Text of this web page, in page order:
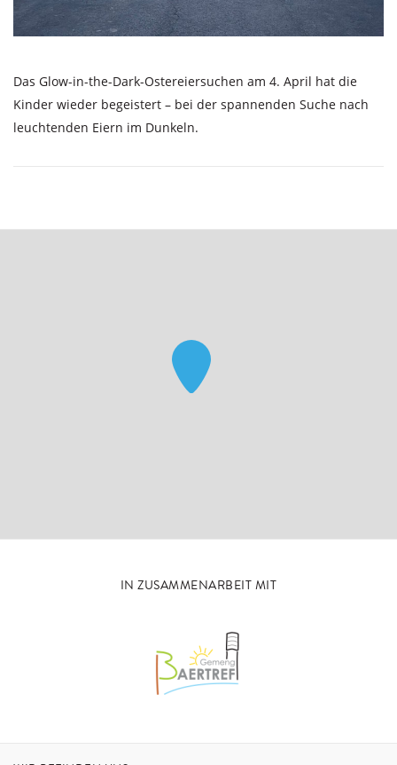
Das Glow-in-the-Dark-Ostereiersuchen am 4. April hat die
Kinder wieder begeistert – bei der spannenden Suche nach
leuchtenden Eiern im Dunkeln.
IN ZUSAMMENARBEIT MIT